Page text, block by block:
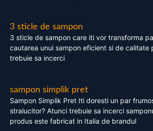
3 sticle de sampon
3 sticle de sampon care iti vor transforma
cautarea unui sampon eficient si de calitate
trebuie sa incerci
sampon simplik pret
Sampon Simplik Pret Iti doresti un par
stralucitor? Atunci trebuie sa incerci
produs este fabricat in Italia de brandul